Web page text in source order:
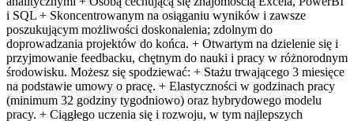
i SQL + Skoncentrowanym na osiąganiu wyników i zawsze
poszukującym możliwości doskonalenia; zdolnym do
doprowadzania projektów do końca. + Otwartym na dzielenie się i
przyjmowanie feedbacku, chętnym do nauki i pracy w różnorodnym
środowisku. Możesz się spodziewać: + Stażu trwającego 3 miesięce
na podstawie umowy o pracę. + Elastyczności w godzinach pracy
(minimum 32 godziny tygodniowo) oraz hybrydowego modelu
pracy. + Ciągłego uczenia się i rozwoju, w tym najlepszych